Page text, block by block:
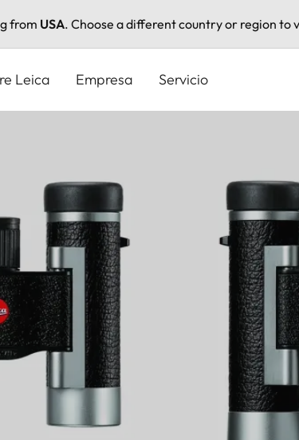
from USA. Choose a different country or region to
Leica Empresa Servicio